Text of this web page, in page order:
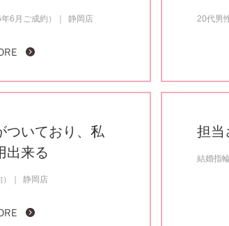
6月ご成約） 静岡店 20代男
ついており、私
出来る
静岡店
担当
結婚指